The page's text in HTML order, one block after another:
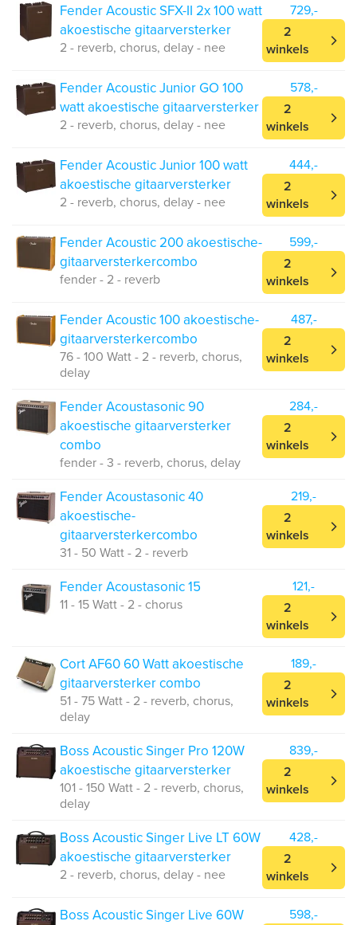
Fender Acoustic SFX-II 2x 100 watt
akoestische gitaarversterker
2 - reverb, chorus, delay - nee
729,-
2
winkels
Fender Acoustic Junior GO 100
watt akoestische gitaarversterker
2 - reverb, chorus, delay - nee
578,-
2
winkels
Fender Acoustic Junior 100 watt
akoestische gitaarversterker
2 - reverb, chorus, delay - nee
444,-
2
winkels
Fender Acoustic 200 akoestische-
gitaarversterkercombo
fender - 2 - reverb
599,-
2
winkels
Fender Acoustic 100 akoestische-
gitaarversterkercombo
76 - 100 Watt - 2 - reverb, chorus,
delay
487,-
2
winkels
Fender Acoustasonic 90
akoestische gitaarversterker
combo
fender - 3 - reverb, chorus, delay
284,-
2
winkels
Fender Acoustasonic 40
akoestische-
gitaarversterkercombo
31 - 50 Watt - 2 - reverb
219,-
2
winkels
Fender Acoustasonic 15
11 - 15 Watt - 2 - chorus
121,-
2
winkels
Cort AF60 60 Watt akoestische
gitaarversterker combo
51 - 75 Watt - 2 - reverb, chorus,
delay
189,-
2
winkels
Boss Acoustic Singer Pro 120W
akoestische gitaarversterker
101 - 150 Watt - 2 - reverb, chorus,
delay
839,-
2
winkels
Boss Acoustic Singer Live LT 60W
akoestische gitaarversterker
2 - reverb, chorus, delay - nee
428,-
2
winkels
Boss Acoustic Singer Live 60W
598,-